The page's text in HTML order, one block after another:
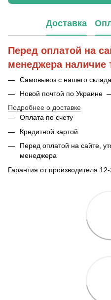
Доставка
Перед оплатой на
менеджера наличие
Самовывоз с нашего
Новой почтой по Украине
Подробнее о доставке
Оплата по счету
Кредитной картой
Перед оплатой на сайте,
менеджера
Гарантия от производителя